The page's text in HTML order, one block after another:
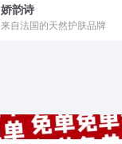
娇韵诗
来自法国的天然护肤品牌